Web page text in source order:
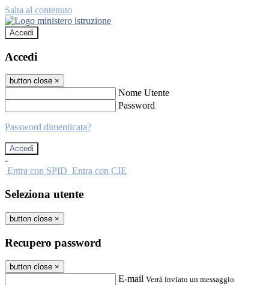
Salta al contenuto
Accedi
Accedi
button close ×
Nome Utente
Password
Password dimenticata?
-
Entra con SPID Entra con CIE
Seleziona utente
button close ×
Recupero password
button close ×
E-mail Verrà inviato un messaggio